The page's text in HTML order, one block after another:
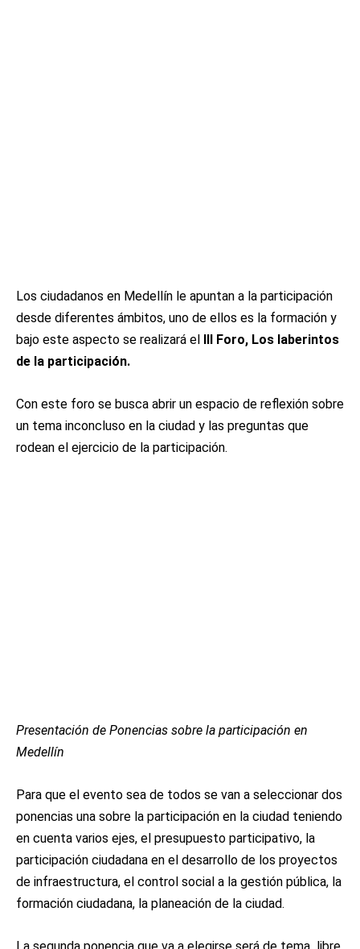
Los ciudadanos en Medellín le apuntan a la participación
desde diferentes ámbitos, uno de ellos es la formación y
bajo este aspecto se realizará el III Foro, Los laberintos
de la participación.
Con este foro se busca abrir un espacio de reflexión sobre
un tema inconcluso en la ciudad y las preguntas que
rodean el ejercicio de la participación.
Presentación de Ponencias sobre la participación en
Medellín
Para que el evento sea de todos se van a seleccionar dos
ponencias una sobre la participación en la ciudad teniendo
en cuenta varios ejes, el presupuesto participativo, la
participación ciudadana en el desarrollo de los proyectos
de infraestructura, el control social a la gestión pública, la
formación ciudadana, la planeación de la ciudad.